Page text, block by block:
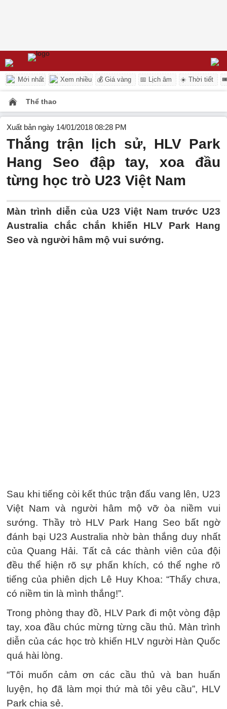
Mới nhất Xem nhiều 💰 Giá vàng 📅 Lịch âm ☀️ Thời tiết
Thể thao
Xuất bản ngày 14/01/2018 08:28 PM
Thắng trận lịch sử, HLV Park
Hang Seo đập tay, xoa đầu
từng học trò U23 Việt Nam
Màn trình diễn của U23 Việt Nam trước U23
Australia chắc chắn khiến HLV Park Hang
Seo và người hâm mộ vui sướng.
Sau khi tiếng còi kết thúc trận đấu vang lên, U23
Việt Nam và người hâm mộ vỡ òa niềm vui
sướng. Thầy trò HLV Park Hang Seo bất ngờ
đánh bại U23 Australia nhờ bàn thắng duy nhất
của Quang Hải. Tất cả các thành viên của đội
đều thể hiện rõ sự phấn khích, có thể nghe rõ
tiếng của phiên dịch Lê Huy Khoa: “Thấy chưa,
có niềm tin là mình thắng!”.
Trong phòng thay đồ, HLV Park đi một vòng đập
tay, xoa đầu chúc mừng từng cầu thủ. Màn trình
diễn của các học trò khiến HLV người Hàn Quốc
quá hài lòng.
“Tôi muốn cảm ơn các cầu thủ và ban huấn
luyện, họ đã làm mọi thứ mà tôi yêu cầu”, HLV
Park chia sẻ.